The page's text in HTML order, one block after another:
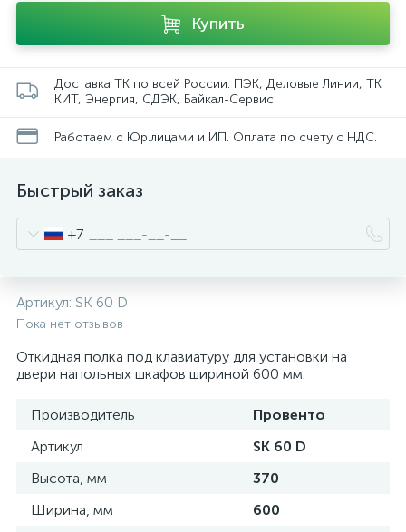
Купить
Доставка ТК по всей России: ПЭК, Деловые Линии, ТК
КИТ, Энергия, СДЭК, Байкал-Сервис.
Работаем с Юр.лицами и ИП. Оплата по счету с НДС.
Быстрый заказ
+7
Артикул: SK 60 D
Пока нет отзывов
Откидная полка под клавиатуру для установки на
двери напольных шкафов шириной 600 мм.
Производитель
Провенто
Артикул
SK 60 D
Высота, мм
370
Ширина, мм
600